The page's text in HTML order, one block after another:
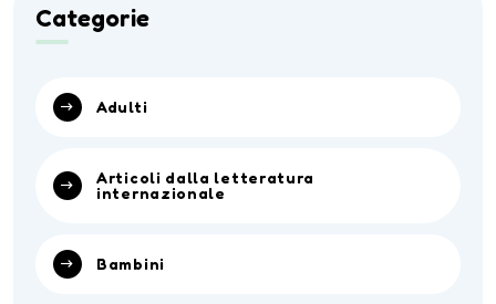
Categorie
Adulti
Articoli dalla letteratura
internazionale
Bambini